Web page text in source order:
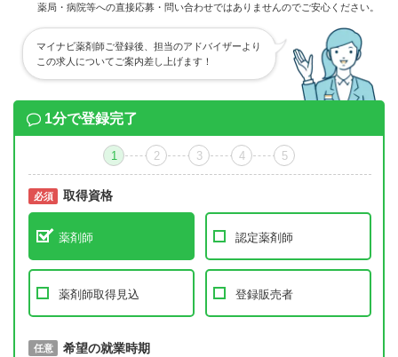
薬局・病院等への直接応募・問い合わせではありませんのでご安心ください。
マイナビ薬剤師ご登録後、担当のアドバイザーより
この求人についてご案内差し上げます！
1分で登録完了
1 2 3 4 5
必須 取得資格
薬剤師 認定薬剤師
薬剤師取得見込 登録販売者
必須 取得予定年
任意 希望の就業時期